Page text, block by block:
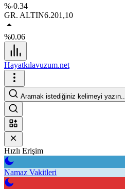
%-0.34
GR. ALTIN6.201,10
%0.06
Hayatkılavuzum.net
Aramak istediğiniz kelimeyi yazın..
Hızlı Erişim
Namaz Vakitleri